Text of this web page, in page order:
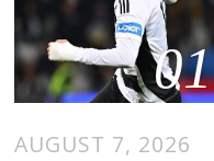
01
AUGUST 7, 2026